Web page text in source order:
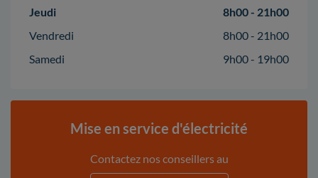
Jeudi
8h00 - 21h00
Vendredi
8h00 - 21h00
Samedi
9h00 - 19h00
Mise en service d'électricité
Contactez nos conseillers au